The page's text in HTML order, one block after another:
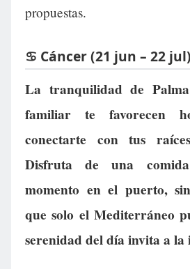
propuestas.
♋ Cáncer (21 jun – 22 jul)
La tranquilidad de
familiar te favorecen
conectarte con tus
Disfruta de una
momento en el puerto,
que solo el Mediterráneo
serenidad del día invita a la